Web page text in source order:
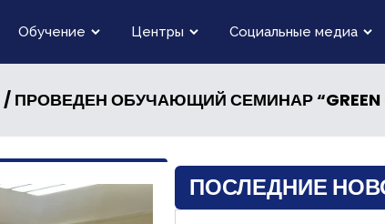
Обучение Центры Социальные медиа
/ ПРОВЕДЕН ОБУЧАЮЩИЙ СЕМИНАР “GREEN CITIES
ПОСЛЕДНИЕ